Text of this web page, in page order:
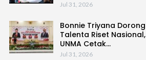
Jul 31, 2026
Bonnie Triyana Dorong
Talenta Riset Nasional,
UNMA Cetak…
Jul 31, 2026